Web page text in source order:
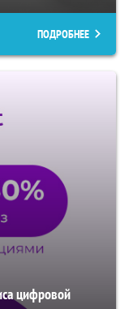
ПОДРОБНЕЕ
цифровой